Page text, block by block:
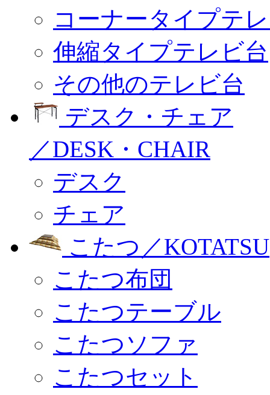
コーナータイプテ
伸縮タイプテレビ台
その他のテレビ台
デスク・チェア
／DESK・CHAIR
デスク
チェア
こたつ／KOTATSU
こたつ布団
こたつテーブル
こたつソファ
こたつセット